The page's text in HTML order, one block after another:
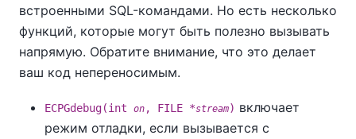
встроенными SQL-командами. Но есть несколько
функций, которые могут быть полезно вызывать
напрямую. Обратите внимание, что это делает
ваш код непереносимым.
ECPGdebug(int on , FILE *stream) включает
режим отладки, если вызывается с